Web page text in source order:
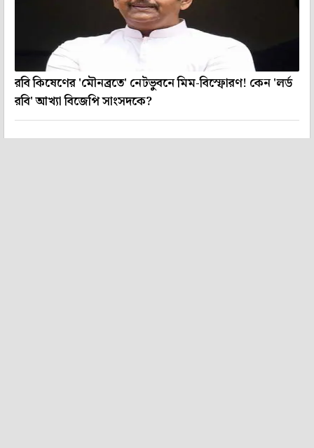
রবি কিষেণের 'মৌনব্রতে' নেটভুবনে মিম-বিস্ফোরণ! কেন 'লর্ড
রবি' আখ্যা বিজেপি সাংসদকে?